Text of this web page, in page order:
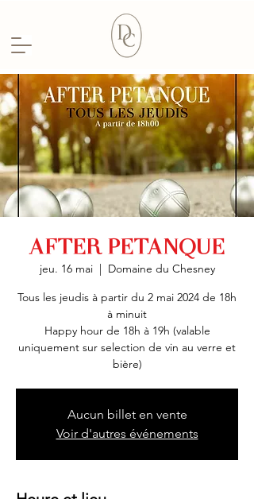
AFTER PETANQUE
jeu. 16 mai
  |
Domaine du Chesney
Tous les jeudis à partir du 2 mai 2024 de 18h
à minuit
Happy hour de 18h à 19h (valable
uniquement sur selection de vin au verre et
bière)
Aucun billet en vente
Voir d'autres événements